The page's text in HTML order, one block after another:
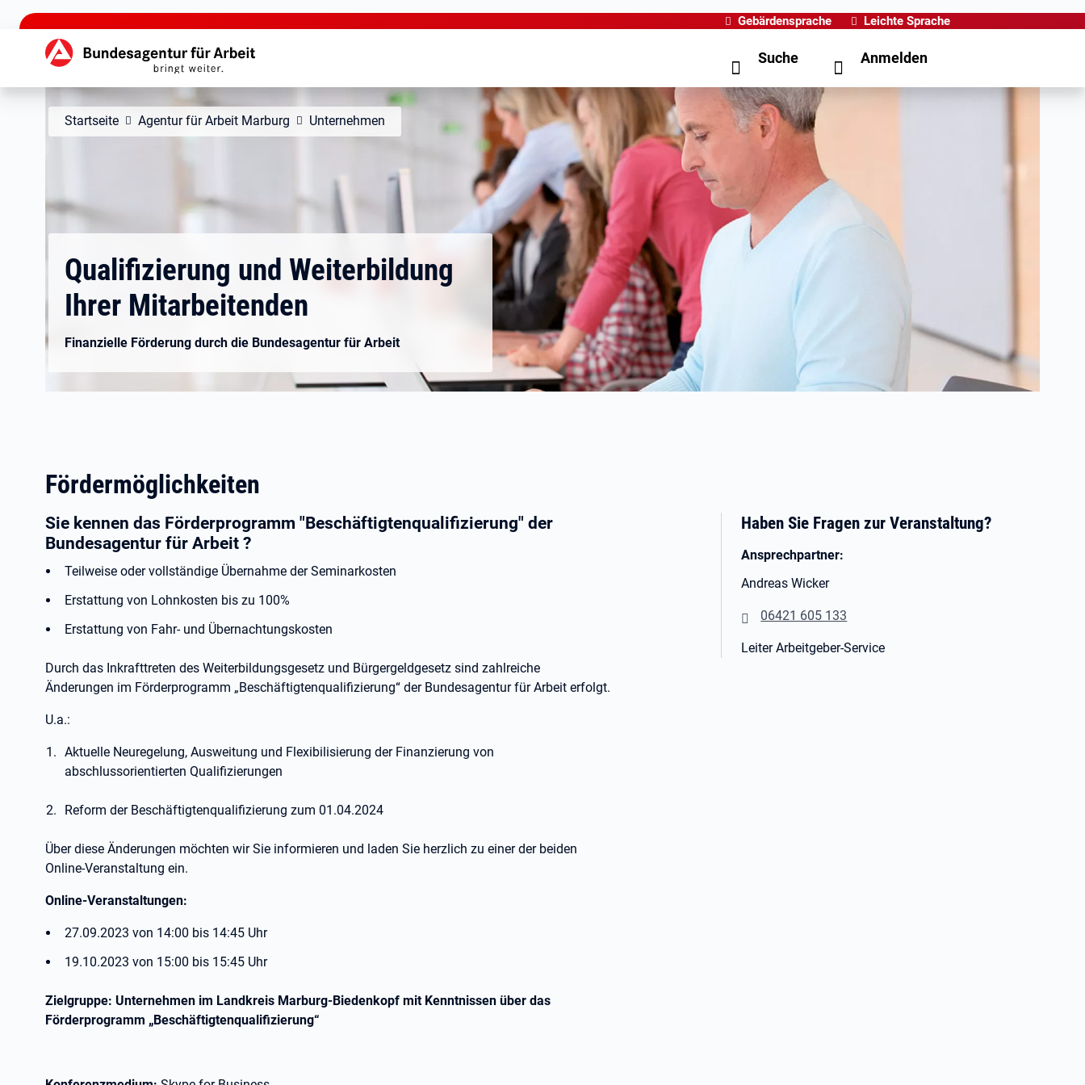
zu den Hauptinhalten springen
Gebärdensprache Leichte Sprache
Hauptnavigation Suche Anmelden
Startseite Agentur für Arbeit Marburg Unternehmen
Qualifizierung und Weiterbildung
Ihrer Mitarbeitenden
Finanzielle Förderung durch die Bundesagentur für Arbeit
Fördermöglichkeiten
Sie kennen das Förderprogramm "Beschäftigtenqualifizierung" der
Bundesagentur für Arbeit ?
Teilweise oder vollständige Übernahme der Seminarkosten
Erstattung von Lohnkosten bis zu 100%
Erstattung von Fahr- und Übernachtungskosten
Durch das Inkrafttreten des Weiterbildungsgesetz und Bürgergeldgesetz sind zahlreiche
Änderungen im Förderprogramm „Beschäftigtenqualifizierung“ der Bundesagentur für Arbeit erfolgt.
U.a.:
Aktuelle Neuregelung, Ausweitung und Flexibilisierung der Finanzierung von
abschlussorientierten Qualifizierungen
Reform der Beschäftigtenqualifizierung zum 01.04.2024
Über diese Änderungen möchten wir Sie informieren und laden Sie herzlich zu einer der beiden
Online-Veranstaltung ein.
Online-Veranstaltungen:
27.09.2023 von 14:00 bis 14:45 Uhr
19.10.2023 von 15:00 bis 15:45 Uhr
Zielgruppe: Unternehmen im Landkreis Marburg-Biedenkopf mit Kenntnissen über das
Förderprogramm „Beschäftigtenqualifizierung“
Haben Sie Fragen zur Veranstaltung?
Ansprechpartner:
Andreas Wicker
06421 605 133
Leiter Arbeitgeber-Service